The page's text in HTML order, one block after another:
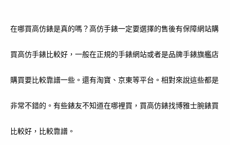
在哪買高仿錶是真的嗎？高仿手錶一定要選擇的售後有保障網站購
買高仿手錶比較好，一般在正規的手錶網站或者是品牌手錶旗艦店
購買要比較靠譜一些。還有淘寶、京東等平台。相對來說這些都是
非常不錯的。有些錶友不知道在哪裡買，買高仿錶找博雅士腕錶買
比較好，比較靠譜。